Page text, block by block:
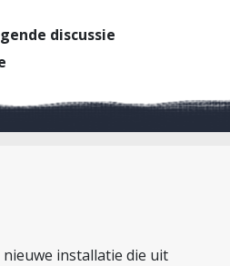
discussie
installatie die uit